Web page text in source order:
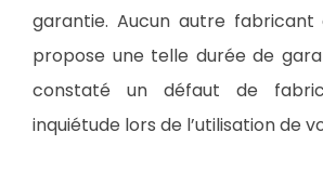
garantie. Aucun autre
propose une telle durée de
constaté un défaut de
inquiétude lors de l’utilisation de